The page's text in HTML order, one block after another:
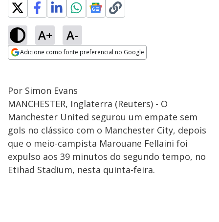
A+ A-
Adicione como fonte preferencial no Google
Por Simon Evans
MANCHESTER, Inglaterra (Reuters) - O
Manchester United segurou um empate sem
gols no clássico com o Manchester City, depois
que o meio-campista Marouane Fellaini foi
expulso aos 39 minutos do segundo tempo, no
Etihad Stadium, nesta quinta-feira.